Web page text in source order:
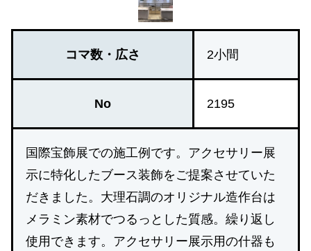
コマ数・広さ 2小間
No 2195
国際宝飾展での施工例です。アクセサリー展
示に特化したブース装飾をご提案させていた
だきました。大理石調のオリジナル造作台は
メラミン素材でつるっとした質感。繰り返し
使用できます。アクセサリー展示用の什器も